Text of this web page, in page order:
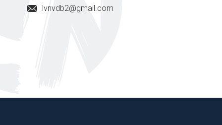
lvnvdb2@gmail.com